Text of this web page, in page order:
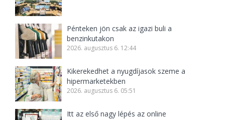
Pénteken jön csak az igazi buli a
benzinkutakon
2026. augusztus 6. 12:44
Kikerekedhet a nyugdíjasok szeme a
hipermarketekben
2026. augusztus 6. 05:51
Itt az első nagy lépés az online